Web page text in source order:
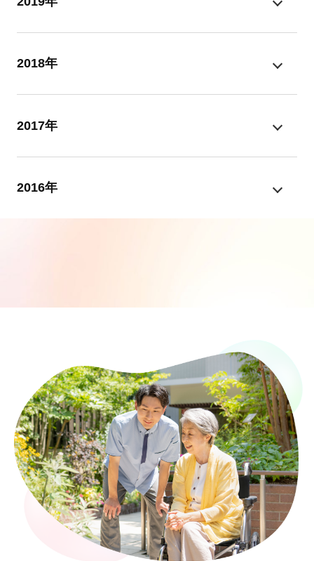
2018年
2017年
2016年